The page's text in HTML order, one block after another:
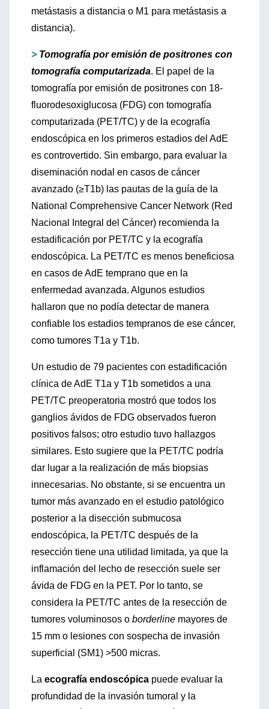
metástasis a distancia o M1 para metástasis a
distancia).
> Tomografía por emisión de positrones con
tomografía computarizada. El papel de la
tomografía por emisión de positrones con 18-
fluorodesoxiglucosa (FDG) con tomografía
computarizada (PET/TC) y de la ecografía
endoscópica en los primeros estadios del AdE
es controvertido. Sin embargo, para evaluar la
diseminación nodal en casos de cáncer
avanzado (≥T1b) las pautas de la guía de la
National Comprehensive Cancer Network (Red
Nacional Integral del Cáncer) recomienda la
estadificación por PET/TC y la ecografía
endoscópica. La PET/TC es menos beneficiosa
en casos de AdE temprano que en la
enfermedad avanzada. Algunos estudios
hallaron que no podía detectar de manera
confiable los estadios tempranos de ese cáncer,
como tumores T1a y T1b.
Un estudio de 79 pacientes con estadificación
clínica de AdE T1a y T1b sometidos a una
PET/TC preoperatoria mostró que todos los
ganglios ávidos de FDG observados fueron
positivos falsos; otro estudio tuvo hallazgos
similares. Esto sugiere que la PET/TC podría
dar lugar a la realización de más biopsias
innecesarias. No obstante, si se encuentra un
tumor más avanzado en el estudio patológico
posterior a la disección submucosa
endoscópica, la PET/TC después de la
resección tiene una utilidad limitada, ya que la
inflamación del lecho de resección suele ser
ávida de FDG en la PET. Por lo tanto, se
considera la PET/TC antes de la resección de
tumores voluminosos o borderline mayores de
15 mm o lesiones con sospecha de invasión
superficial (SM1) >500 micras.
La ecografía endoscópica puede evaluar la
profundidad de la invasión tumoral y la